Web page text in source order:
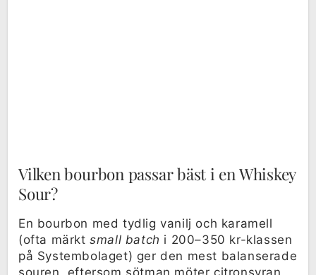
Vilken bourbon passar bäst i en Whiskey
Sour?
En bourbon med tydlig vanilj och karamell
(ofta märktsmall batch i 200–350 kr-klassen
på Systembolaget) ger den mest balanserade
souren, eftersom sötman möter citronsyran